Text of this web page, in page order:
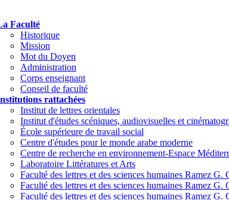
Faculté
Historique
Mission
Mot du Doyen
Administration
Corps enseignant
Conseil de faculté
rattachées
Institut de lettres orientales
Institut d'études scéniques, audiovisuelles et
École supérieure de travail social
Centre d'études pour le monde arabe moderne
Centre de recherche en environnement-Espace
Laboratoire Littératures et Arts
Faculté des lettres et des sciences humaines Ramez
Faculté des lettres et des sciences humaines Ramez
Faculté des lettres et des sciences humaines Ramez